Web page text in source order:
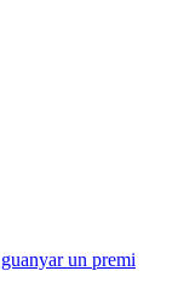
un premi